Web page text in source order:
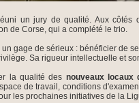
un jury de qualité. Aux côtés
de Corse, qui a complété le trio.
gage de sérieux : bénéficier de
Sa rigueur intellectuelle et
la qualité des nouveaux locaux
de travail, conditions
les prochaines initiatives de la